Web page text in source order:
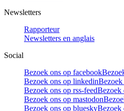
Newsletters
Rapporteur
Newsletters en anglais
Social
Bezoek ons op facebook
Bezoek ons op linkedin
Bezoek ons op rss-feedBezoek
Bezoek ons op mastodon
Bezoek ons op blueskyBezoek